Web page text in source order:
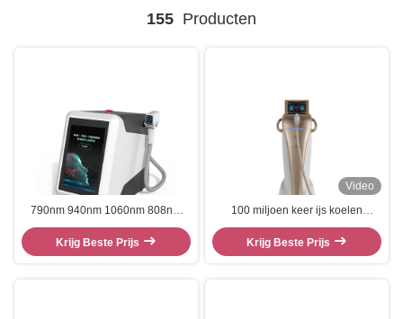
155 Producten
790nm 940nm 1060nm 808nm
Diode laser ontharing
lichaamsontwijding
Krijg Beste Prijs
Video
100 miljoen keer ijs koelen
huidverjonging 755 940 1064
808nm diode laser ontharing
machine
Krijg Beste Prijs